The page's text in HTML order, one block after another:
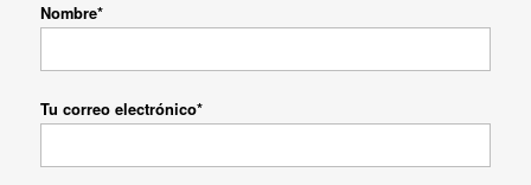
Nombre*
Tu correo electrónico*